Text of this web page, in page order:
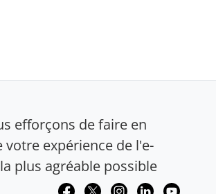
efforçons de faire en
votre expérience de l'e-
plus agréable possible